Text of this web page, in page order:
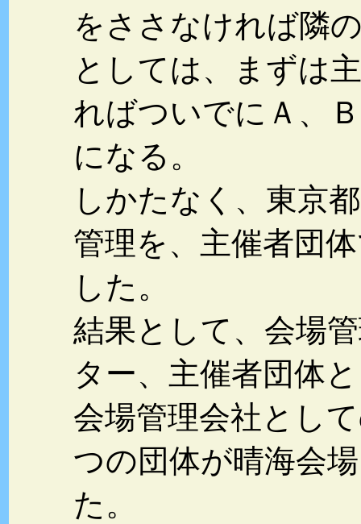
をささなければ隣
としては、まずは
ればついでにＡ、
になる。
しかたなく、東京
管理を、主催者団
した。
結果として、会場
ター、主催者団体
会場管理会社とし
つの団体が晴海会
た。